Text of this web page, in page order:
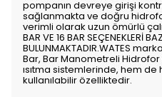
pompanın devreye girişi
sağlanmakta ve doğru
verimli olarak uzun ömürlü
BAR VE 16 BAR SEÇENEKLERİ
BULUNMAKTADIR.WATES
Bar, Bar Manometreli
ısıtma sistemlerinde, hem
kullanılabilir özelliktedir.